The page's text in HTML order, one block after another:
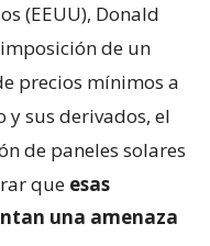
(EEUU), Donald
de un
precios mínimos a
sus derivados, el
de paneles solares
que esas
una amenaza